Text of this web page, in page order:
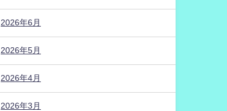
2026年6月
2026年5月
2026年4月
2026年3月